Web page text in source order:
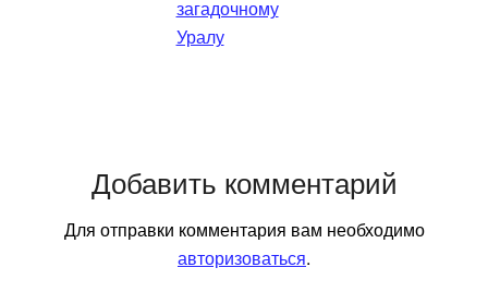
загадочному
Уралу
Добавить комментарий
Для отправки комментария вам необходимо
авторизоваться.